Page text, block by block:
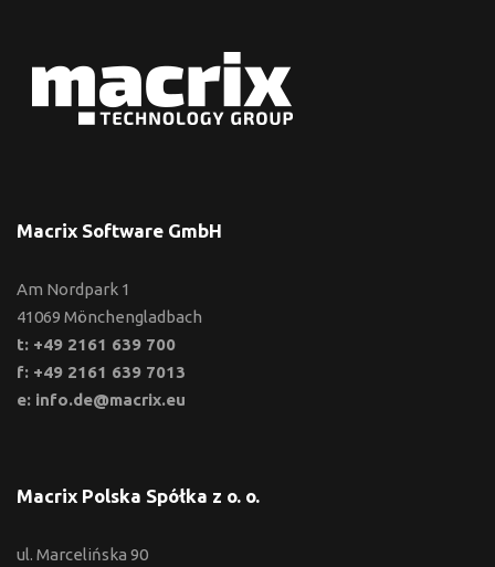
Macrix Software GmbH
Am Nordpark 1
41069 Mönchengladbach
t: +49 2161 639 700
f: +49 2161 639 7013
e: info.de@macrix.eu
Macrix Polska Spółka z o. o.
ul. Marcelińska 90